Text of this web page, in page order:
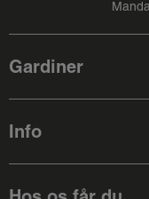
Gardiner
Info